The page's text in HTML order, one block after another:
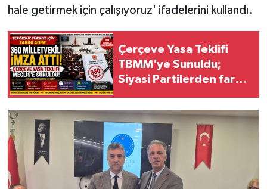
hale getirmek için çalışıyoruz' ifadelerini kullandı.
Çerçeve Yasa Teklifi
TBMM’ye Sunuldu;
Siyasi Partilerden farkı